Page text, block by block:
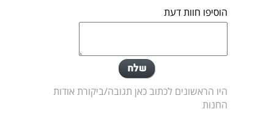
הוסיפו חוות דעת
היו הראשונים לכתוב כאן תגובה/ביקורת אודות
החנות